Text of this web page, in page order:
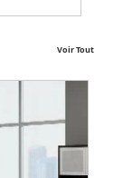
Voir Tout